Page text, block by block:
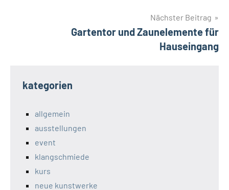
Nächster Beitrag
Gartentor und Zaunelemente für
Hauseingang
kategorien
allgemein
ausstellungen
event
klangschmiede
kurs
neue kunstwerke